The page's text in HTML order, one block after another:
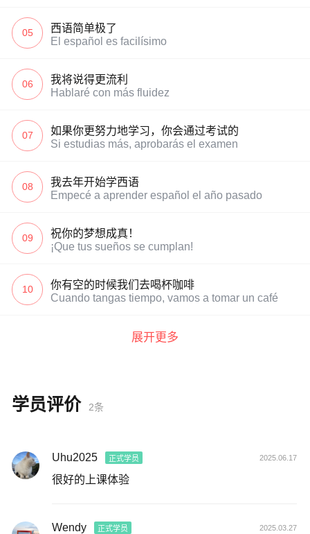
05
西语简单极了
El español es facilísimo
06
我将说得更流利
Hablaré con más fluidez
07
如果你更努力地学习，你会通过考试的
Si estudias más, aprobarás el examen
08
我去年开始学西语
Empecé a aprender español el año pasado
09
祝你的梦想成真！
¡Que tus sueños se cumplan!
10
你有空的时候我们去喝杯咖啡
Cuando tangas tiempo, vamos a tomar un café
展开更多
学员评价 2条
Uhu2025 正式学员 2025.06.17
很好的上课体验
Wendy 正式学员 2025.03.27